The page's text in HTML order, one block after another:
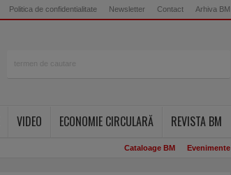
Politica de confidentialitate Newsletter Contact Arhiva BM
VIDEO ECONOMIE CIRCULARĂ REVISTA BM
Cataloage BM Evenimente